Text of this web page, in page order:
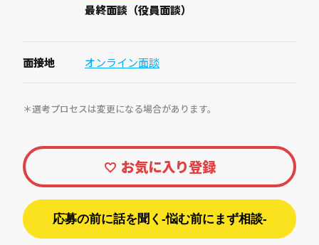
最終面談（役員面談）
面接地 オンライン面談
＊選考プロセスは変更になる場合があります。
応募の前に話を聞く-悩む前にまず相談-